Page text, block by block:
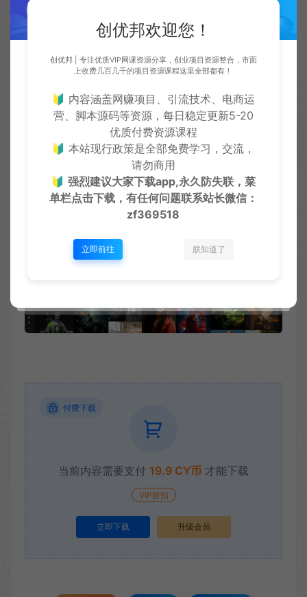
付费下载
当前内容需要支付 19.9 CY币 才能下载
VIP折扣
立即下载 升级会员
创优邦欢迎您！
创优邦 | 专注优质VIP网课资源分享，创业项目资源整合，市面
上收费几百几千的项目资源课程这里全部都有！
🔰 内容涵盖网赚项目、引流技术、电商运
营、脚本源码等资源，每日稳定更新5-20
优质付费资源课程
🔰 本站现行政策是全部免费学习，交流，
请勿商用
🔰强烈建议大家下载app,永久防失联，菜
单栏点击下载，有任何问题联系站长微信：
zf369518
立即前往 朕知道了